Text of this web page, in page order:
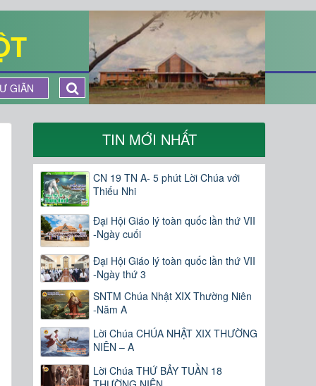
GIÃN
TIN MỚI NHẤT
CN 19 TN A- 5 phút Lời Chúa với
Thiếu Nhi
Đại Hội Giáo lý toàn quốc lần thứ VII
-Ngày cuối
Đại Hội Giáo lý toàn quốc lần thứ VII
-Ngày thứ 3
SNTM Chúa Nhật XIX Thường Niên
-Năm A
Lời Chúa CHÚA NHẬT XIX THƯỜNG
NIÊN – A
Lời Chúa THỨ BẢY TUẦN 18